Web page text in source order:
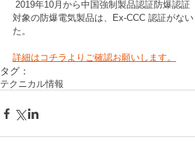
対象の防爆電気製品は、Ex-CCC 認証がな
た。
詳細はコチラよりご確認お願いします。
タグ：
テクニカル情報